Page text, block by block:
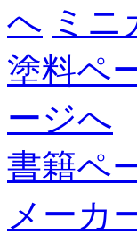
へ ミニ
塗料ペ
ージへ
書籍ペ
メーカ